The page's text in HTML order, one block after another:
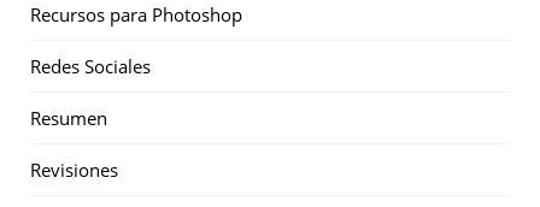
Recursos para Photoshop
Redes Sociales
Resumen
Revisiones